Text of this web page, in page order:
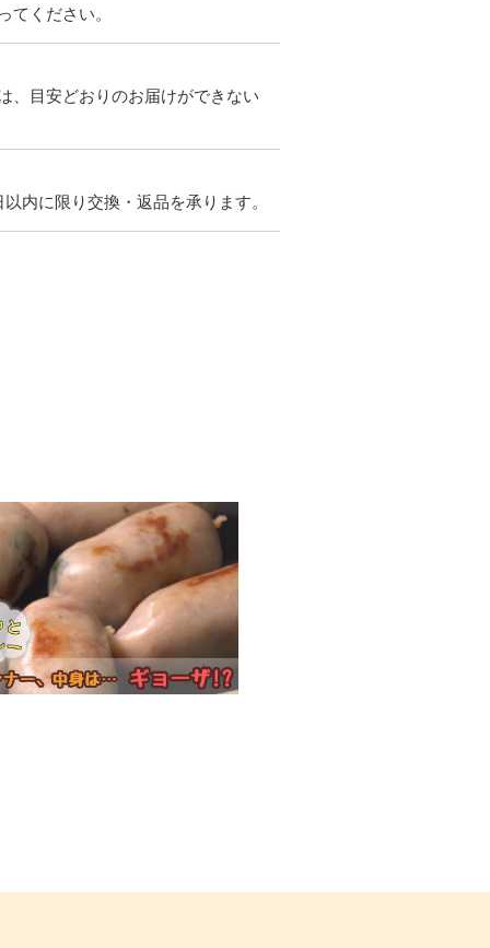
ください。
、目安どおりのお届けができない
内に限り交換・返品を承ります。